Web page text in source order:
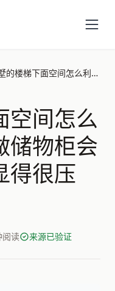
别墅的楼梯下面空间怎么利用比较好？做储物柜会不会让楼梯间显得很压抑？
空间怎么
储物柜会
得很压
阅读 来源已验证